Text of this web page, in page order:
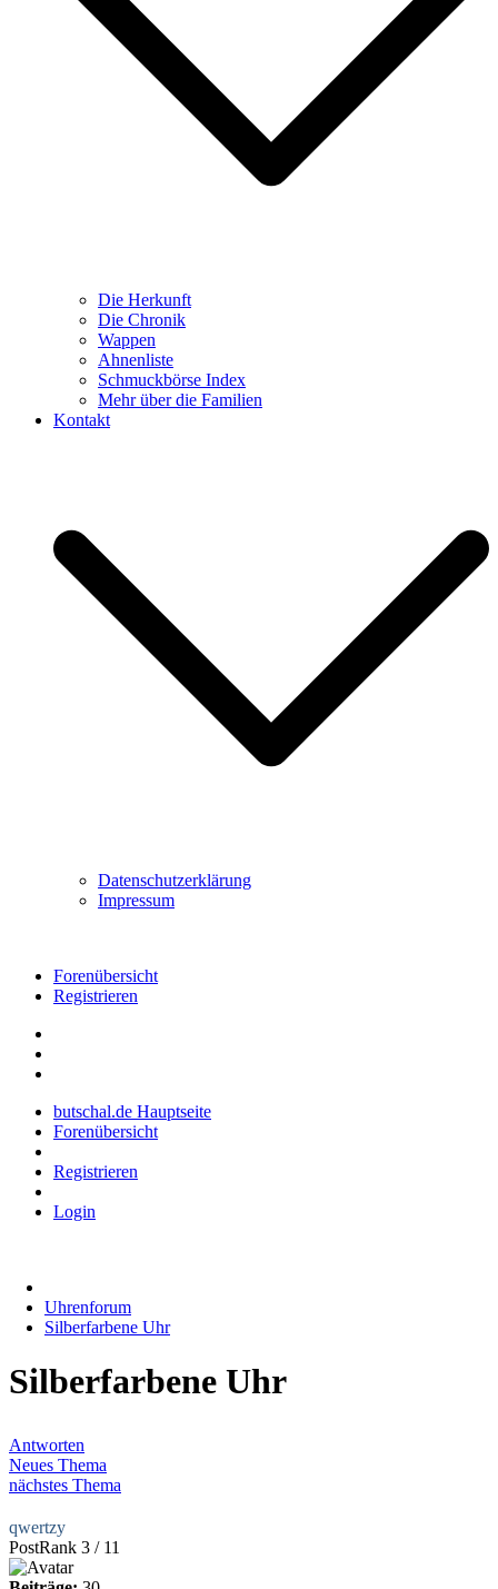
Die Herkunft
Die Chronik
Wappen
Ahnenliste
Schmuckbörse Index
Mehr über die Familien
Kontakt
Datenschutzerklärung
Impressum
Forenübersicht
Registrieren
butschal.de Hauptseite
Forenübersicht
Registrieren
Login
Uhrenforum
Silberfarbene Uhr
Silberfarbene Uhr
Antworten
Neues Thema
nächstes Thema
qwertzy
PostRank 3 / 11